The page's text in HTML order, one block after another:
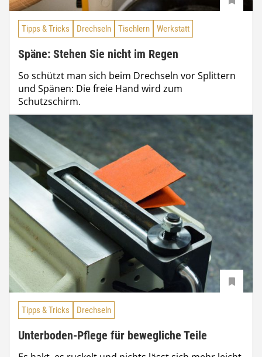
Tipps & Tricks Drechseln Tischlern Werkstatt
Späne: Stehen Sie nicht im Regen
So schützt man sich beim Drechseln vor Splittern
und Spänen: Die freie Hand wird zum
Schutzschirm.
Tipps & Tricks Drechseln
Unterboden-Pflege für bewegliche Teile